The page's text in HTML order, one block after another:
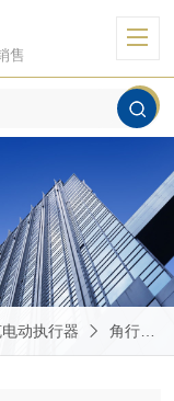
售
动执行器 角行程多回转